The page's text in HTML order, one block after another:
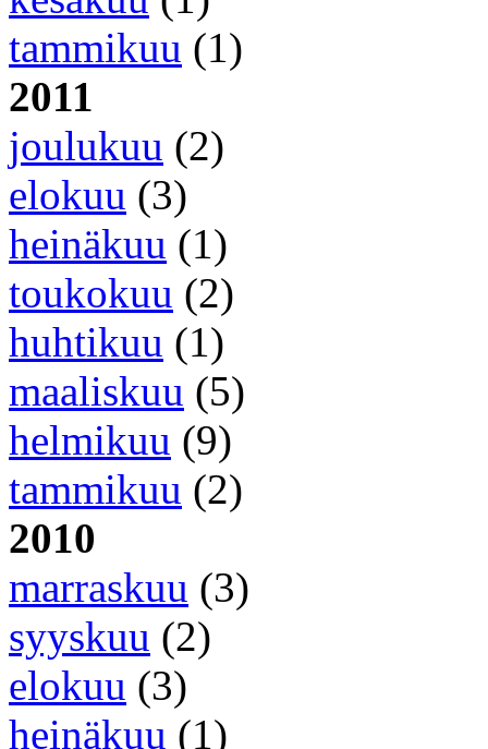
tammikuu (1)
2011
joulukuu (2)
elokuu (3)
heinäkuu (1)
toukokuu (2)
huhtikuu (1)
maaliskuu (5)
helmikuu (9)
tammikuu (2)
2010
marraskuu (3)
syyskuu (2)
elokuu (3)
heinäkuu (1)